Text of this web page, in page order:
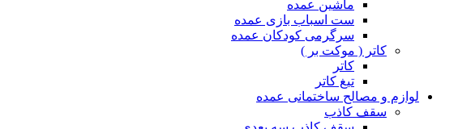
ماشین عمده
ست اسباب بازی عمده
سرگرمی کودکان عمده
کاتر ( موکت بر )
کاتر
تیغ کاتر
لوازم و مصالح ساختمانی عمده
سقف کاذب